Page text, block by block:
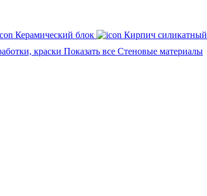
Керамический блок Кирпич силикатный
краски Показать все Стеновые материалы